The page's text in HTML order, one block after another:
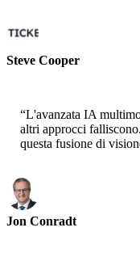
Steve Cooper
“L'avanzata IA
altri approcci
questa fusione di
Jon Conradt